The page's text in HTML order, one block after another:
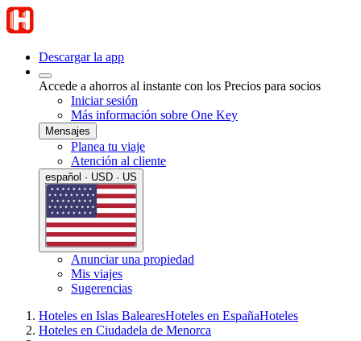
Descargar la app
Accede a ahorros al instante con los Precios para socios
Iniciar sesión
Más información sobre One Key
Mensajes
Planea tu viaje
Atención al cliente
español · USD · US
Anunciar una propiedad
Mis viajes
Sugerencias
Hoteles en Islas BalearesHoteles en EspañaHoteles
Hoteles en Ciudadela de Menorca